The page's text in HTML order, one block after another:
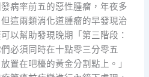
病率前五的惡性腫瘤，年夜多
這兩類消化道腫瘤的早發現治
以幫助發現晚期「第三階段：
必須同時在十點零三分零五
置在吧檯的黃金分割點上。」